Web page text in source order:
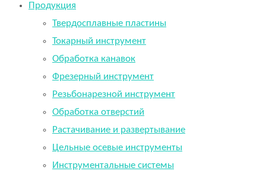
Продукция
Твердосплавные пластины
Токарный инструмент
Обработка канавок
Фрезерный инструмент
Резьбонарезной инструмент
Обработка отверстий
Растачивание и развертывание
Цельные осевые инструменты
Инструментальные системы